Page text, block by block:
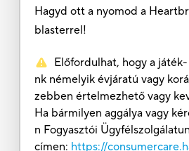
Hagyd ott a nyomod a
blasterrel!
Előfordulhat, hogy a
nk némelyik évjáratú vagy
zebben értelmezhető vagy
Ha bármilyen aggálya vagy
n Fogyasztói
címen: https://